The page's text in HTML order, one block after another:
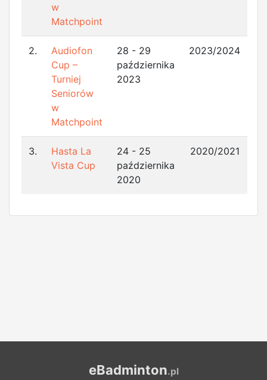
w
Matchpoint
2.
Audiofon
Cup –
Turniej
Seniorów
w
Matchpoint
28 - 29
października
2023
2023/2024
3.
Hasta La
Vista Cup
24 - 25
października
2020
2020/2021
eBadminton.pl